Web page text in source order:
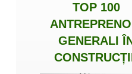
TOP 100
GENERALI